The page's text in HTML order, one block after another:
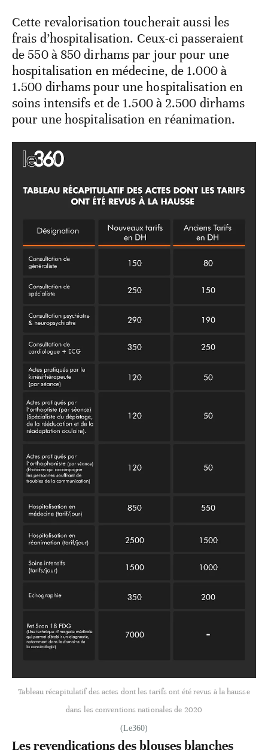
Cette revalorisation toucherait aussi les
frais d’hospitalisation. Ceux-ci passeraient
de 550 à 850 dirhams par jour pour une
hospitalisation en médecine, de 1.000 à
1.500 dirhams pour une hospitalisation en
soins intensifs et de 1.500 à 2.500 dirhams
pour une hospitalisation en réanimation.
Tableau récapitulatif des actes dont les tarifs ont été revus à la hausse
dans les conventions nationales de 2020
(Le360)
Les revendications des blouses blanches